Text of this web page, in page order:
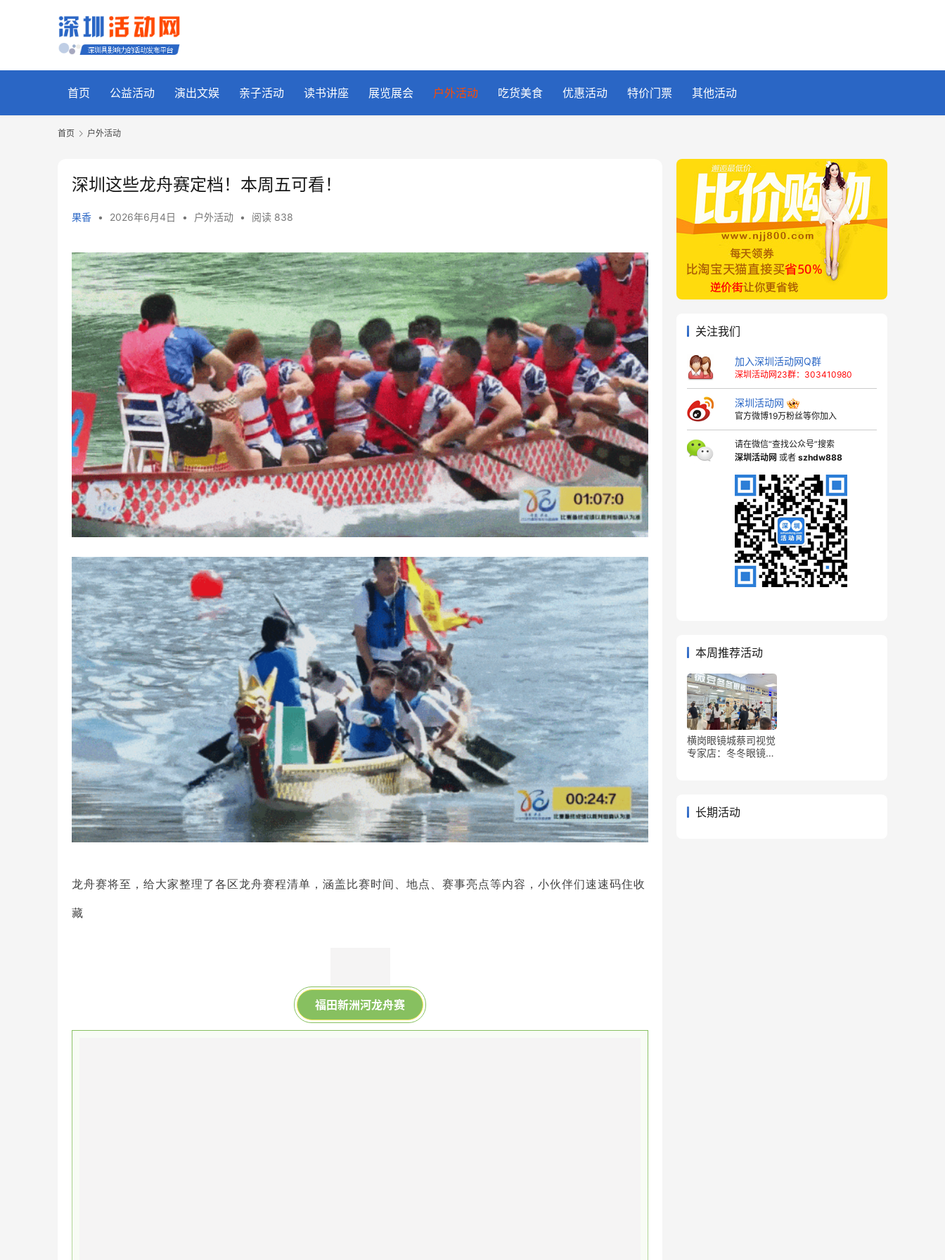
首页 公益活动 演出文娱 亲子活动 读书讲座 展览展会 户外活动 吃货美食 优惠活动 特价门票 其他活动
首页 户外活动
深圳这些龙舟赛定档！本周五可看！
果香 • 2026年6月4日 • 户外活动 • 阅读 838
龙舟赛将至， 给大家整理了各区龙舟赛程清单， 涵盖比赛时间、地点、 赛事亮点等内容， 小伙伴们速速码住收
藏
福田新洲河龙舟赛
关注我们
加入深圳活动网Q群
深圳活动网23群：303410980
深圳活动网
官方微博19万粉丝等你加入
请在微信“查找公众号”搜索
深圳活动网 或者 szhdw888
本周推荐活动
横岗眼镜城蔡司视觉
专家店：冬冬眼镜&
长期活动